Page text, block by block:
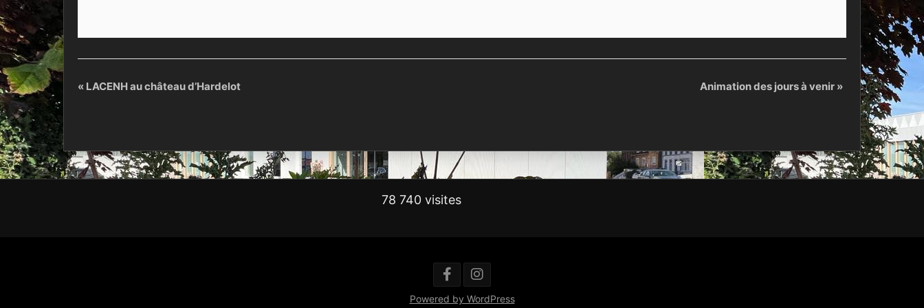
« LACENH au château d’Hardelot Animation des jours à venir »
78 740 visites
Powered by WordPress